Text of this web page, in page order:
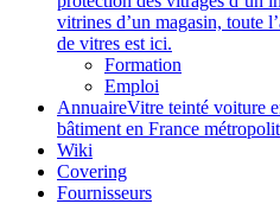
vitrines d’un magasin, toute
de vitres est ici.
Formation
Emploi
AnnuaireVitre teinté voiture
bâtiment en France
Wiki
Covering
Fournisseurs